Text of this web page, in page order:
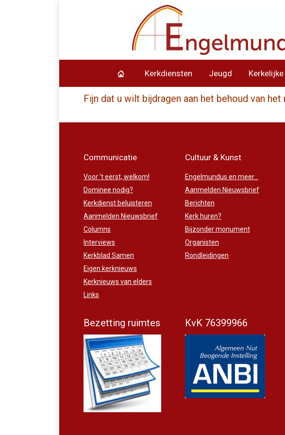
Kerkdiensten Jeugd
Fijn dat u wilt bijdragen aan het behoud van het
Communicatie
Voor 't eerst, welkom!
Dominee nodig?
Kerkdienst beluisteren
Aanmelden Nieuwsbrief
Columns
Interviews
Kerkblad Samen
Eigen kerknieuws
Kerknieuws van elders
Links
Cultuur & Kunst
Engelmundus en meer...
Aanmelden Nieuwsbrief
Berichten
Kerk huren?
Bijzonder monument
Organisten
Rondleidingen
Bezetting ruimtes KvK 76399966